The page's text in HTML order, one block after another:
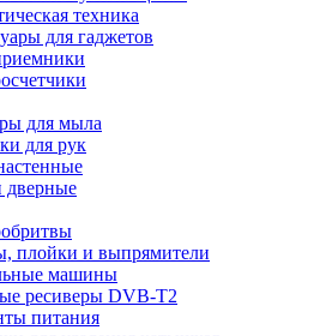
техника
для гаджетов
для мыла
для рук
дверные
плойки и выпрямители
машины
ресиверы DVB-T2
питания